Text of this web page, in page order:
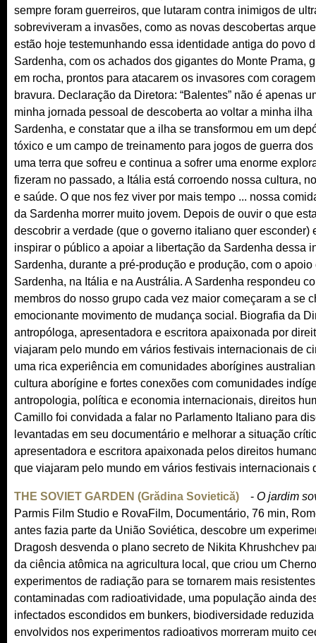
sempre foram guerreiros, que lutaram contra inimigos de
sobreviveram a invasões, como as novas descobertas
estão hoje testemunhando essa identidade antiga do povo
Sardenha, com os achados dos gigantes do Monte Prama,
em rocha, prontos para atacarem os invasores com
bravura. Declaração da Diretora: “Balentes” não é apenas
minha jornada pessoal de descoberta ao voltar a minha ilha
Sardenha, e constatar que a ilha se transformou em um
tóxico e um campo de treinamento para jogos de guerra
uma terra que sofreu e continua a sofrer uma enorme
fizeram no passado, a Itália está corroendo nossa cultura,
e saúde. O que nos fez viver por mais tempo ... nossa
da Sardenha morrer muito jovem. Depois de ouvir o que
descobrir a verdade (que o governo italiano quer esconder)
inspirar o público a apoiar a libertação da Sardenha dessa
Sardenha, durante a pré-produção e produção, com o
Sardenha, na Itália e na Austrália. A Sardenha respondeu
membros do nosso grupo cada vez maior começaram a se
emocionante movimento de mudança social. Biografia da
antropóloga, apresentadora e escritora apaixonada por
viajaram pelo mundo em vários festivais internacionais de
uma rica experiência em comunidades aborígines
cultura aborígine e fortes conexões com comunidades
antropologia, política e economia internacionais, direitos
Camillo foi convidada a falar no Parlamento Italiano para
levantadas em seu documentário e melhorar a situação
apresentadora e escritora apaixonada pelos direitos
que viajaram pelo mundo em vários festivais internacionais
THE SOVIET GARDEN (Grădina Sovietică)
l
i
n
k
i
s
e
x
- O jardim
Parmis Film Studio e RovaFilm, Documentário, 76 min,
antes fazia parte da União Soviética, descobre um
Dragosh desvenda o plano secreto de Nikita Khrushchev
da ciência atômica na agricultura local, que criou um
experimentos de radiação para se tornarem mais
contaminadas com radioatividade, uma população ainda
infectados escondidos em bunkers, biodiversidade
envolvidos nos experimentos radioativos morreram muito